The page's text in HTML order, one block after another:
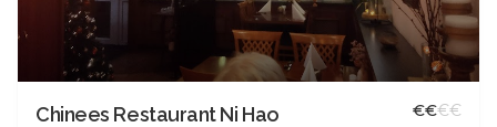
Chinees Restaurant Ni Hao €€€€